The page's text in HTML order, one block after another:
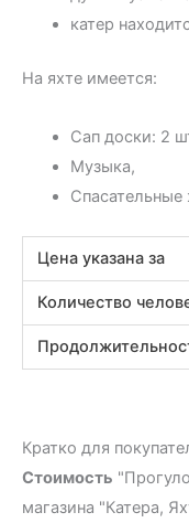
катер
На яхте имеется:
Сап доски: 2
Музыка,
Цена указана за
Количество
Кратко для
Стоимость
магазина "Катера,